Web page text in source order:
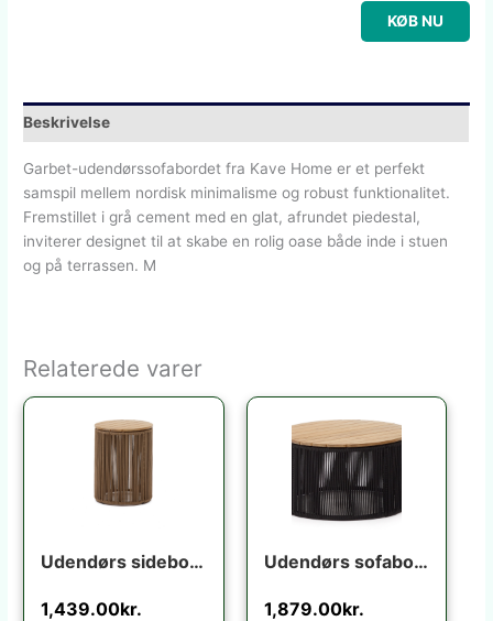
KØB NU
Beskrivelse
Garbet-udendørssofabordet fra Kave Home er et perfekt
samspil mellem nordisk minimalisme og robust funktionalitet.
Fremstillet i grå cement med en glat, afrundet piedestal,
inviterer designet til at skabe en rolig oase både inde i stuen
og på terrassen. M
Relaterede varer
Udendørs sidebord Kave Home Dandara i akacietræ og stål 40x40x52 cm beige sort
1,439.00kr.
Udendørs sofabord Kave Home Dandara rund Ø70 x H40 cm akacietræ og stål sort/beige
1,879.00kr.